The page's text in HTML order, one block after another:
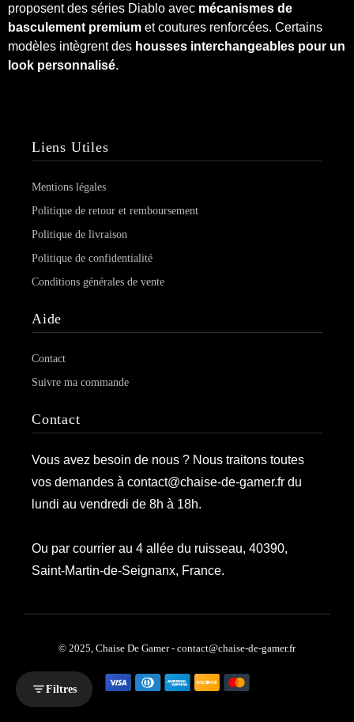
proposent des séries Diablo avec mécanismes de
basculement premium et coutures renforcées. Certains
modèles intègrent des housses interchangeables pour un
look personnalisé.
Liens Utiles
Mentions légales
Politique de retour et remboursement
Politique de livraison
Politique de confidentialité
Conditions générales de vente
Aide
Contact
Suivre ma commande
Contact
Vous avez besoin de nous ? Nous traitons toutes
vos demandes à contact@chaise-de-gamer.fr du
lundi au vendredi de 8h à 18h.
Ou par courrier au 4 allée du ruisseau, 40390,
Saint-Martin-de-Seignanx, France.
© 2025, Chaise De Gamer - contact@chaise-de-gamer.fr
Filtres